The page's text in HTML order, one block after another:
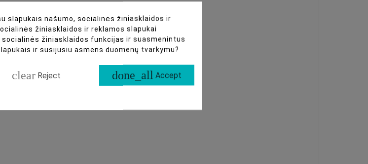
slapukais našumo, socialinės žiniasklaidos ir
žiniasklaidos ir reklamos slapukai
žiniasklaidos funkcijas ir suasmenintus
ir susijusiu asmens duomenų tvarkymu?
clear Reject done_all Accept